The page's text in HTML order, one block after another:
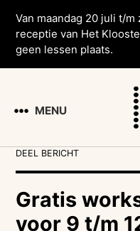
Van maandag 20 juli t/
receptie van Het
geen lessen plaats.
MENU
DEEL BERICHT
Gratis
voor 9 t/m